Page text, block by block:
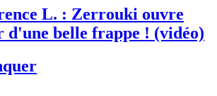
L. : Zerrouki ouvre
d'une belle frappe ! (vidéo)